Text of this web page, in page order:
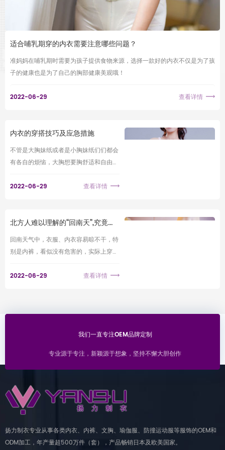
适合哺乳期穿的内衣需要注意哪些问题？
准妈妈在哺乳期时需要为孩子提供食物来源，选择一款好的内衣不仅是为了孩
子的健康也是为了自己的胸部健康美观哦！
2022-06-29 查看详情
内衣的穿搭技巧及应急措施
不管是大胸妹纸或者是小胸妹纸们们都会
有各自的烦恼，大胸想要胸舒适和自由的
是小胸内衣一定是必不可少的
2022-06-29 查看详情
北方人难以理解的“回南天”,究竟有
多可怕？回南天你的内裤还好吗？
回南天什么时候结束
回南天气中，衣服、内衣容易晾不干，特
别是内裤，看似没有危害的，实际上穿着
2022-06-29
查看详情
我们一直专注OEM品牌定制
专业源于专注，新颖源于想象，坚持不懈大胆创作
扬力制衣专业从事各类内衣、内裤、文胸、瑜伽服、防撞运动服等服饰的OEM和
ODM加工，年产量超500万件（套），产品畅销日本及欧美国家。